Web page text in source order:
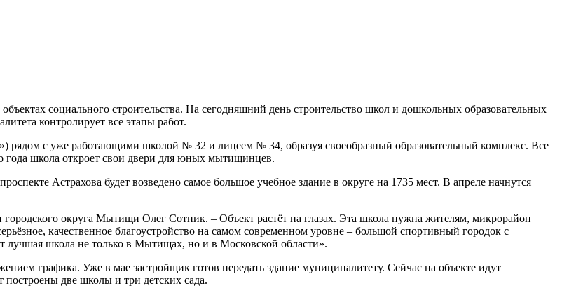
социального строительства. На сегодняшний день строительство школ и дошкольных образовательных
контролирует все этапы работ.
с уже работающими школой № 32 и лицеем № 34, образуя своеобразный образовательный комплекс. Все
года школа откроет свои двери для юных мытищинцев.
Астрахова будет возведено самое большое учебное здание в округе на 1735 мест. В апреле начнутся
городского округа Мытищи Олег Сотник. – Объект растёт на глазах. Эта школа нужна жителям, микрорайон
качественное благоустройство на самом современном уровне – большой спортивный городок с
лучшая школа не только в Мытищах, но и в Московской области».
графика. Уже в мае застройщик готов передать здание муниципалитету. Сейчас на объекте идут
две школы и три детских сада.